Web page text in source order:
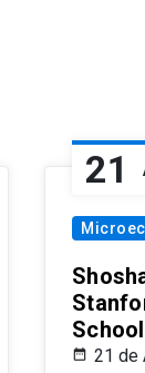
21
21 de